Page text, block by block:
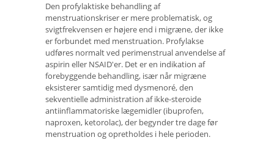
Den profylaktiske behandling af
menstruationskriser er mere problematisk, og
svigtfrekvensen er højere end i migræne, der ikke
er forbundet med menstruation. Profylakse
udføres normalt ved perimenstrual anvendelse af
aspirin eller NSAID'er. Det er en indikation af
forebyggende behandling, især når migræne
eksisterer samtidig med dysmenoré, den
sekventielle administration af ikke-steroide
antiinflammatoriske lægemidler (ibuprofen,
naproxen, ketorolac), der begynder tre dage før
menstruation og opretholdes i hele perioden.